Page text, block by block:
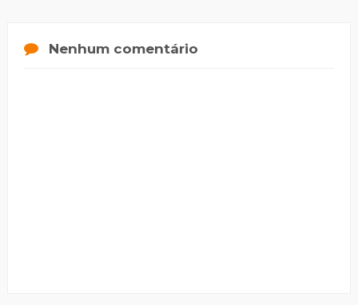
Nenhum comentário